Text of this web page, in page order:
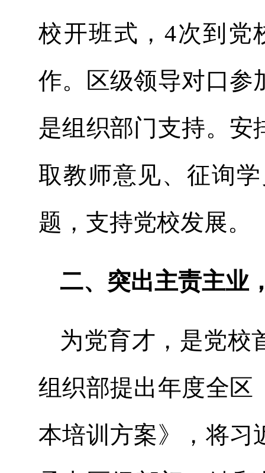
校开班式，4次到党
作。区级领导对口参
是组织部门支持。安
取教师意见、征询
题，支持党校发展。
二、突出主责主业
为党育才，是党校
组织部提出年度全区
本培训方案》，将习